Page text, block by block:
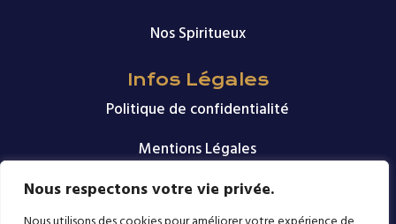
Nous respectons votre vie privée.
Nos Spiritueux
Infos Légales
Politique de confidentialité
Mentions Légales
Nous suivre